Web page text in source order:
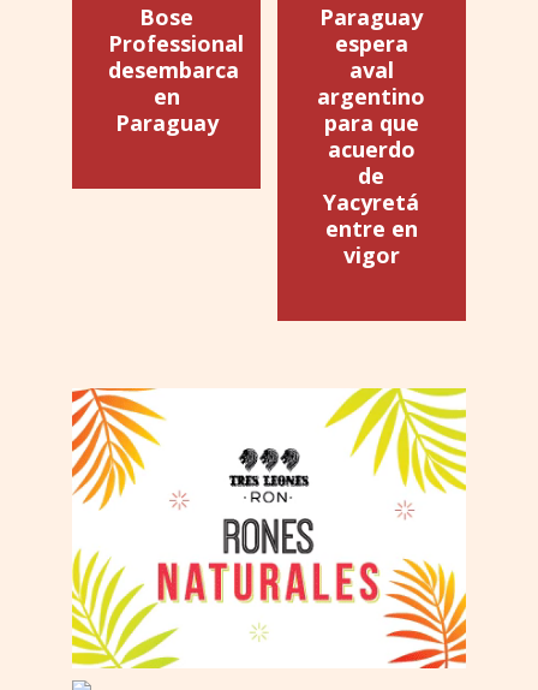
Bose
Professional
desembarca
en
Paraguay
Paraguay
espera
aval
argentino
para que
acuerdo
de
Yacyretá
entre en
vigor